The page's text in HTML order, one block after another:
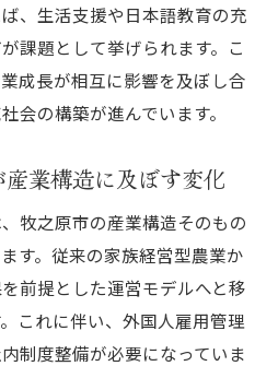
が注目される理由に迫る
県で注目される背景を探る
と在留資格の関係を分析
格取得が増える要因を解説
、生活支援や日本語教育の充
課題として挙げられます。こ
成長が相互に影響を及ぼし合
会の構築が進んでいます。
業構造に及ぼす変化
牧之原市の産業構造そのもの
す。従来の家族経営型農業か
前提とした運営モデルへと移
これに伴い、外国人雇用管理
制度整備が必要になっていま